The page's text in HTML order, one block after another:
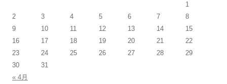
1
2
3 4 5 6 7
8
9
10 11 12 13 14
15
16
17 18 19 20 21
22
23
24 25 26 27 28
29
30
31
« 4月